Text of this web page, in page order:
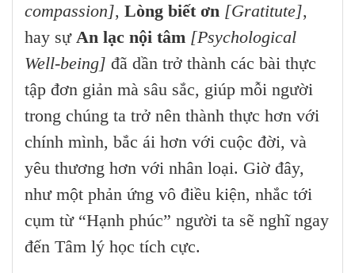
compassion], Lòng biết ơn [Gratitute],
hay sự An lạc nội tâm [Psychological
Well-being] đã dần trở thành các bài thực
tập đơn giản mà sâu sắc, giúp mỗi người
trong chúng ta trở nên thành thực hơn với
chính mình, bắc ái hơn với cuộc đời, và
yêu thương hơn với nhân loại. Giờ đây,
như một phản ứng vô điều kiện, nhắc tới
cụm từ “Hạnh phúc” người ta sẽ nghĩ ngay
đến Tâm lý học tích cực.